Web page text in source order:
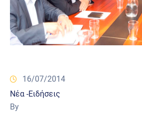
16/07/2014
Νέα -Ειδήσεις
By